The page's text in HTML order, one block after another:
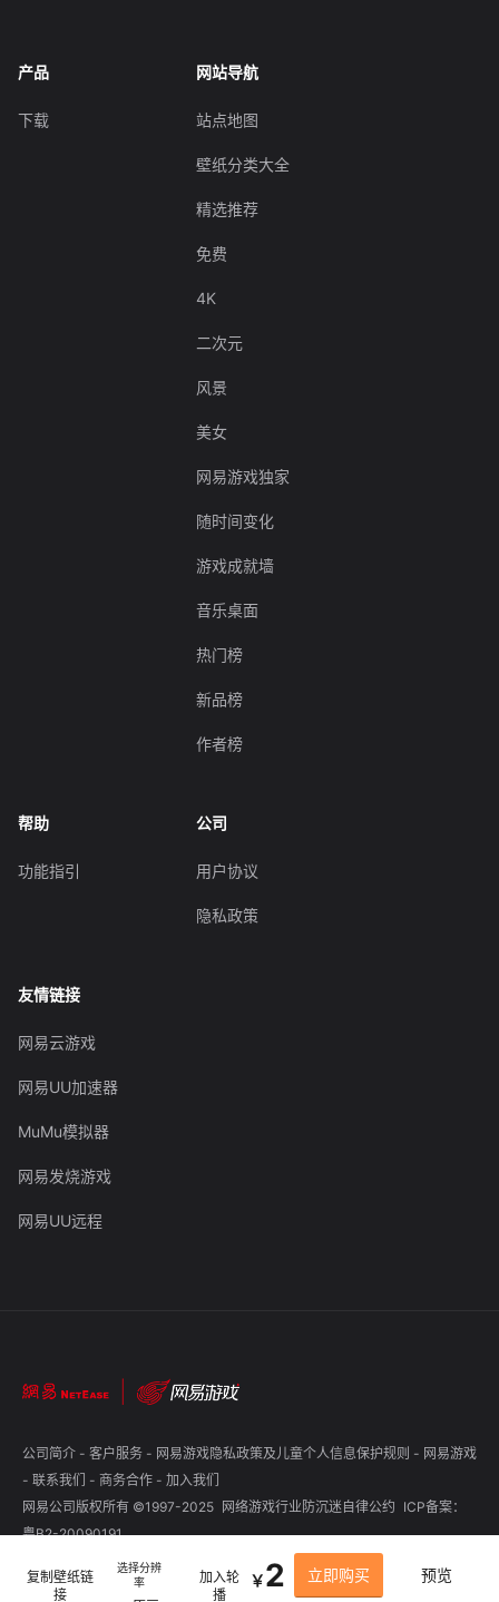
复制壁纸链
接
选择分辨
率
加入轮
播
￥2 立即购买 预览
产品
下载
网站导航
站点地图
壁纸分类大全
精选推荐
免费
4K
二次元
风景
美女
网易游戏独家
随时间变化
游戏成就墙
音乐桌面
热门榜
新品榜
作者榜
帮助
功能指引
公司
用户协议
隐私政策
友情链接
网易云游戏
网易UU加速器
MuMu模拟器
网易发烧游戏
网易UU远程
公司简介 - 客户服务 - 网易游戏隐私政策及儿童个人信息保护规则 - 网易游戏
- 联系我们 - 商务合作 - 加入我们
网易公司版权所有 ©1997-2025 网络游戏行业防沉迷自律公约 ICP备案：
粤B2-20090191